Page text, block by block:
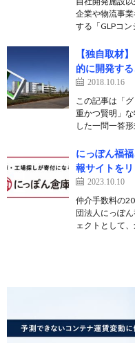
企業や物流事
する「GLPコ
【独自取材
的に開発する
2018.10.16
この記事は「
重かつ賢明」
した一問一答
にっぽん福
報サイトを
2023.10.10
仲介手数料の
団法人にっぽ
ェクトとして